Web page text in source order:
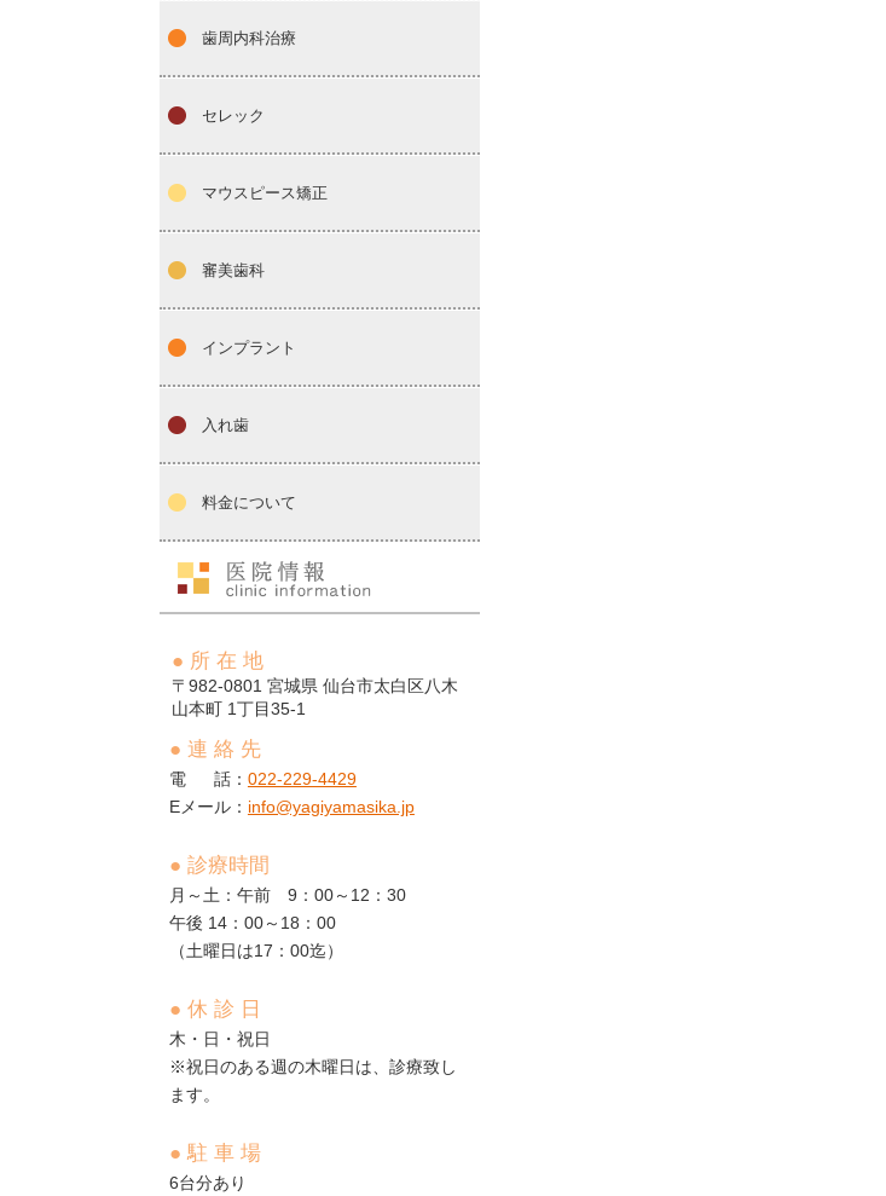
歯周内科治療
セレック
マウスピース矯正
審美歯科
インプラント
入れ歯
料金について
● 所 在 地
982-0801 宮城県 仙台市太白区八木
山本町 1丁目35-1
● 連 絡 先
電 話： 022-229-4429
Eメール： info@yagiyamasika.jp
● 診療時間
月～土：午前 9：00～12：30
午後 14：00～18：00
（土曜日は17：00迄）
● 休 診 日
木・日・祝日
※祝日のある週の木曜日は、診療致し
ます。
● 駐 車 場
6台分あり